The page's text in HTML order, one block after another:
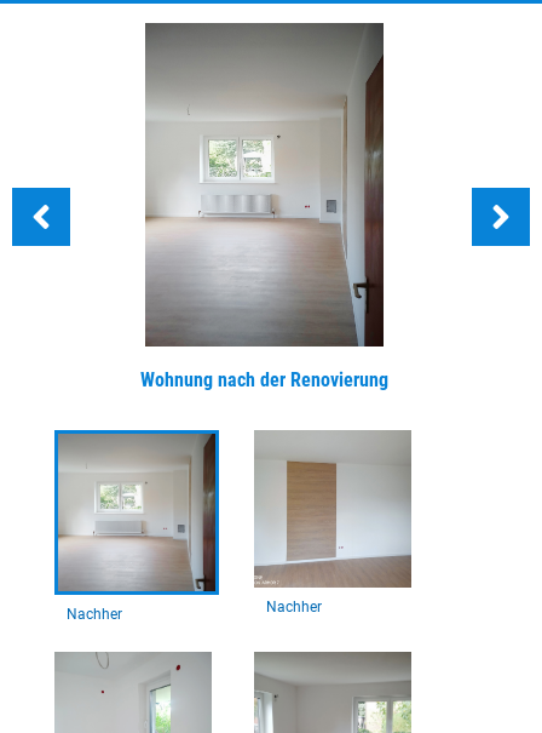
Nachher Nachher
Wohnung nach der Renovierung